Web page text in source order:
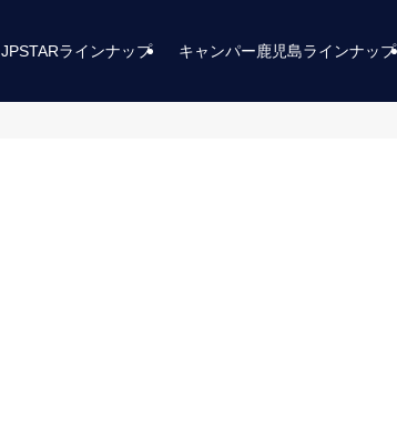
JPSTARラインナップ キャンパー鹿児島ラインナップ